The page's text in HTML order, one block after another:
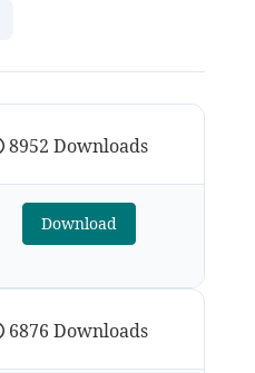
8952 Downloads
Download
6876 Downloads